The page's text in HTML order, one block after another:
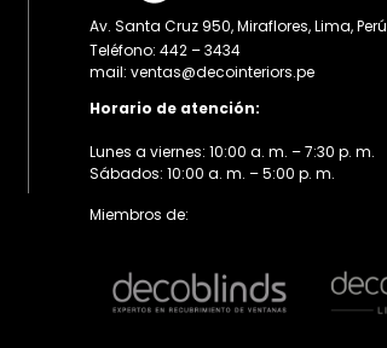
Av. Santa Cruz 950, Miraflores, Lima, Perú
Teléfono: 442 – 3434
mail: ventas@decointeriors.pe
Horario de atención:
Lunes a viernes: 10:00 a. m. – 7:30 p. m.
Sábados: 10:00 a. m. – 5:00 p. m.
Miembros de: